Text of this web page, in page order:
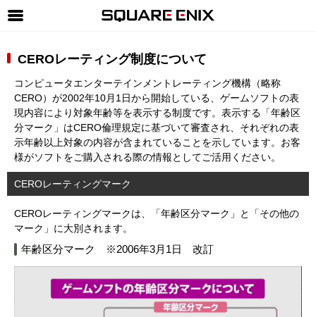
マガジン＆ブックス
ミュージック
グッズ
ストア
動画
コラム
会社情報 採用情報
SQUARE ENIX サイト内検索
CEROレーティング制度について
コンピュータエンターテインメントレーティング機構（略称
CERO）が2002年10月1日から開始している、ゲームソフトの表
現内容により対象年齢等を表示する制度です。表示する「年齢区
分マーク」はCERO倫理規定に基づいて審査され、それぞれの表
示年齢以上対象の内容が含まれていることを示しています。お客
様がソフトをご購入される際の情報としてご活用ください。
CEROレーティングマーク
CEROレーティングマークは、「年齢区分マーク」と「その他の
マーク」に大別されます。
年齢区分マーク ※2006年3月1日 改訂